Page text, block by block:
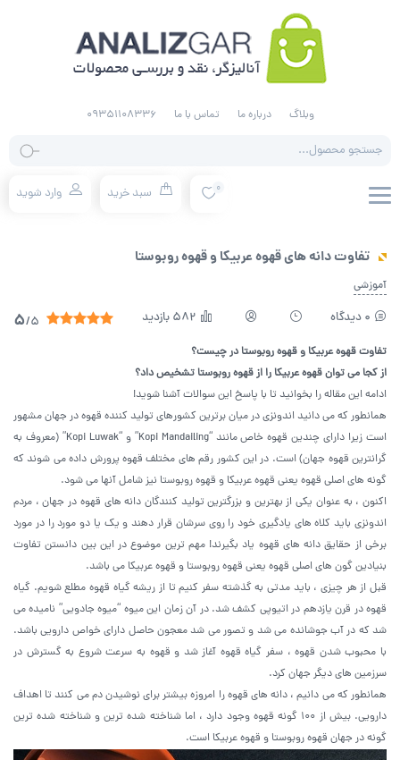
وبلاگ درباره ما تماس با ما 09351108336
محصولات
0 سبد خرید وارد شوید
تفاوت دانه های قهوه عربیکا و قهوه روبوستا
آموزشی
0 دیدگاه 582 بازدید 5/5
تفاوت قهوه عربیکا و قهوه روبوستا در چیست؟
از کجا می توان قهوه عربیکا را از قهوه روبوستا تشخیص داد؟
ادامه این مقاله را بخوانید تا با پاسخ این سوالات آشنا شوید!
همانطور که می دانید اندونزی در میان برترین کشورهای تولید کننده قهوه در جهان مشهور
است زیرا دارای چندین قهوه خاص مانند “Kopi Mandailing” و “Kopi Luwak” (معروف به
گرانترین قهوه جهان) است. در این کشور رقم های مختلف قهوه پرورش داده می شوند که
گونه های اصلی قهوه یعنی قهوه عربیکا و قهوه روبوستا نیز شامل آنها می شود.
اکنون ، به عنوان یکی از بهترین و بزرگترین تولید کنندگان دانه های قهوه در جهان ، مردم
اندونزی باید کلاه های یادگیری خود را روی سرشان قرار دهند و یک یا دو مورد را در مورد
برخی از حقایق دانه های قهوه یاد بگیرند! مهم ترین موضوع در این بین دانستن تفاوت
بنیادین گون های اصلی قهوه یعنی قهوه روبوستا و قهوه عربیکا می باشد.
قبل از هر چیزی ، باید مدتی به گذشته سفر کنیم تا از ریشه گیاه قهوه مطلع شویم. گیاه
قهوه در قرن یازدهم در اتیوپی کشف شد. در آن زمان این میوه “میوه جادویی” نامیده می
شد که در آب جوشانده می شد و تصور می شد معجون حاصل دارای خواص دارویی باشد.
با محبوب شدن قهوه ، سفر گیاه قهوه آغاز شد و قهوه به سرعت شروع به گسترش در
سرزمین های دیگر جهان کرد.
همانطور که می دانیم ، دانه های قهوه را امروزه بیشتر برای نوشیدن دم می کنند تا اهداف
دارویی. بیش از 100 گونه قهوه وجود دارد ، اما شناخته شده ترین و شناخته شده ترین
گونه در جهان قهوه روبوستا و قهوه عربیکا است.